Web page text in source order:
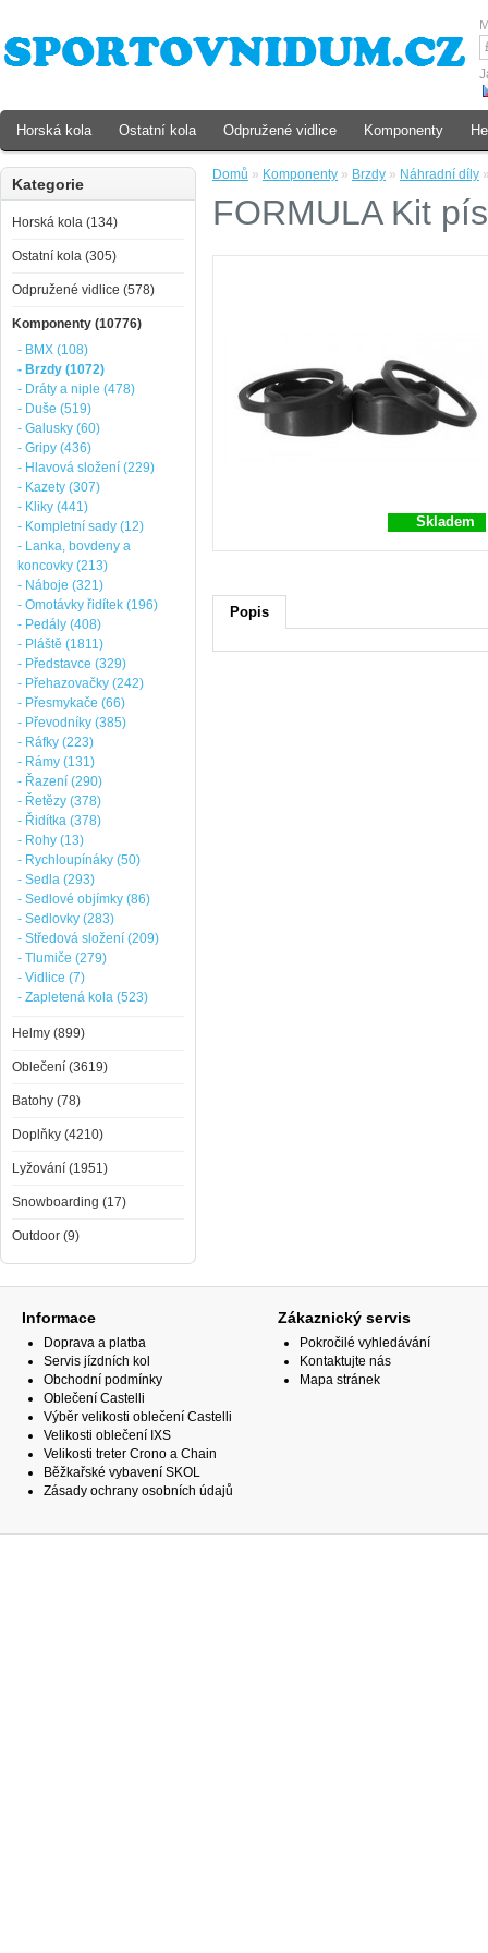
Domů » Komponenty » Brzdy » Náhradní díly
FORMULA Kit
Skladem
Popis
Kategorie
Horská kola (134)
Ostatní kola (305)
Odpružené vidlice (578)
Komponenty (10776)
- BMX (108)
- Brzdy (1072)
- Dráty a niple (478)
- Duše (519)
- Galusky (60)
- Gripy (436)
- Hlavová složení (229)
- Kazety (307)
- Kliky (441)
- Kompletní sady (12)
- Lanka, bovdeny a
koncovky (213)
- Náboje (321)
- Omotávky řidítek (196)
- Pedály (408)
- Pláště (1811)
- Představce (329)
- Přehazovačky (242)
- Přesmykače (66)
- Převodníky (385)
- Ráfky (223)
- Rámy (131)
- Řazení (290)
- Řetězy (378)
- Řidítka (378)
- Rohy (13)
- Rychloupínáky (50)
- Sedla (293)
- Sedlové objímky (86)
- Sedlovky (283)
- Středová složení (209)
- Tlumiče (279)
- Vidlice (7)
- Zapletená kola (523)
Helmy (899)
Oblečení (3619)
Batohy (78)
Doplňky (4210)
Lyžování (1951)
Snowboarding (17)
Outdoor (9)
Horská kola Ostatní kola Odpružené vidlice Komponenty
Informace
Doprava a platba
Servis jízdních kol
Obchodní podmínky
Oblečení Castelli
Výběr velikosti oblečení Castelli
Velikosti oblečení IXS
Velikosti treter Crono a Chain
Běžkařské vybavení SKOL
Zásady ochrany osobních údajů
Zákaznický servis
Pokročilé vyhledávání
Kontaktujte nás
Mapa stránek